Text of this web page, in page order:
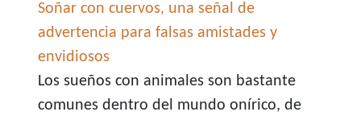
Soñar con cuervos, una señal de
advertencia para falsas amistades y
envidiosos
Los sueños con animales son bastante
comunes dentro del mundo onírico, de